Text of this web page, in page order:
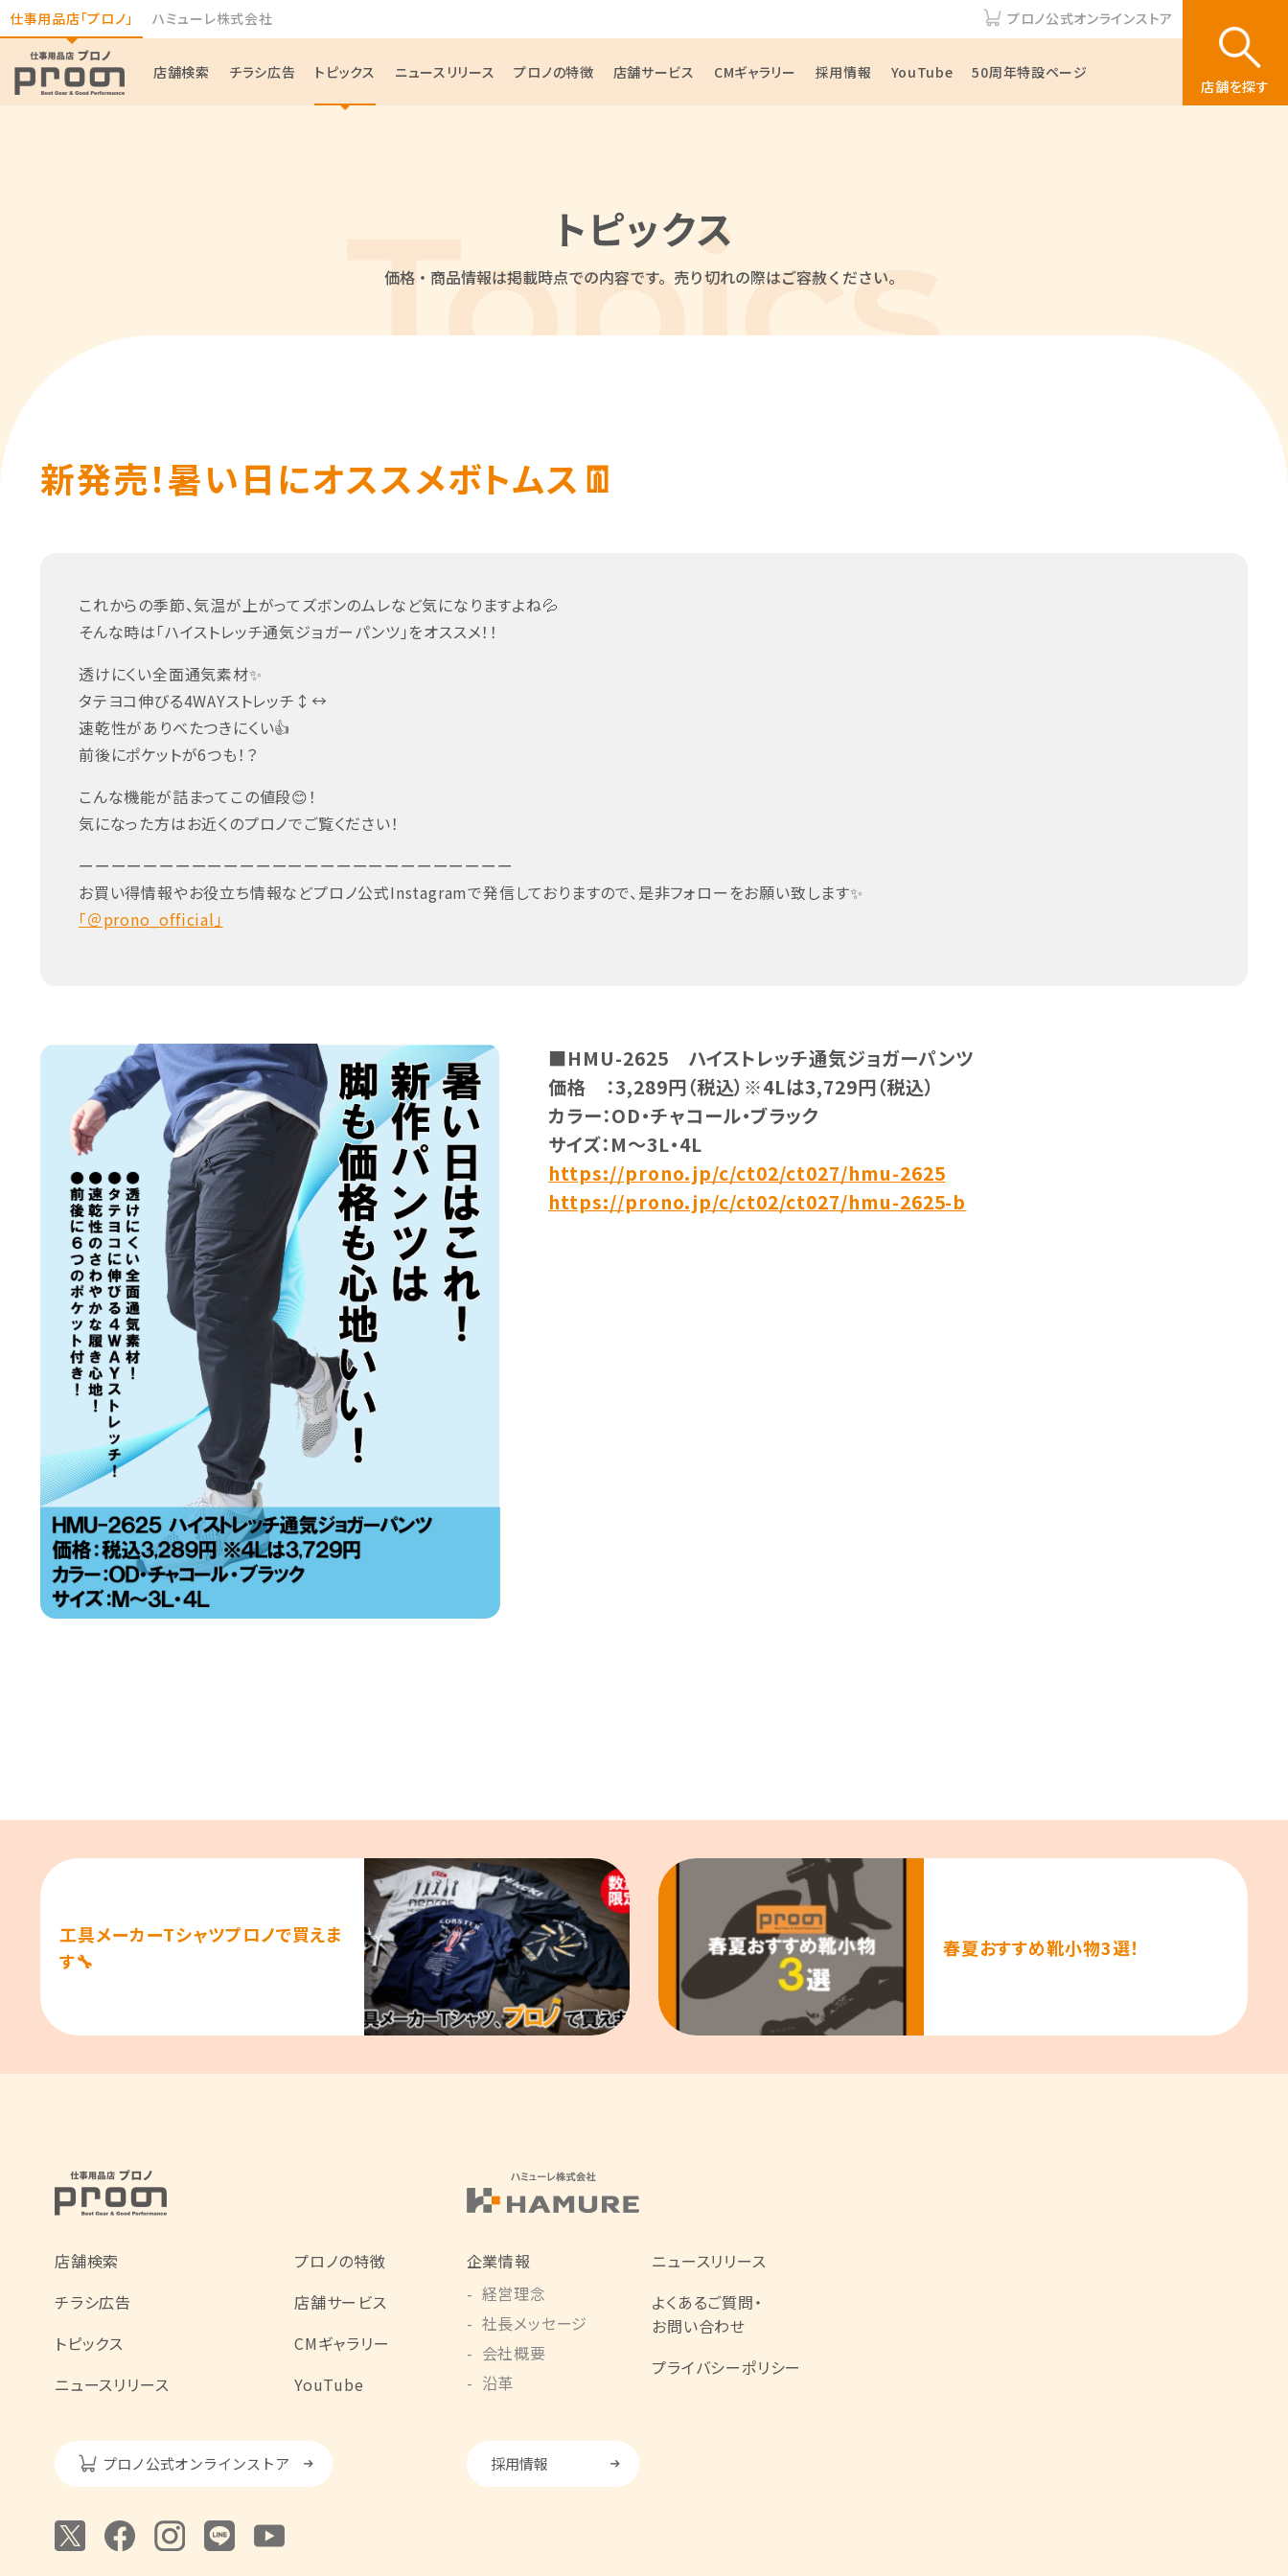
仕事用品店「プロノ」 ハミューレ株式会社 プロノ公式オンラインストア
店舗検索 チラシ広告 トピックス ニュースリリース プロノの特徴 店舗サービス CMギャラリー 採用情報 YouTube 50周年特設ページ
店舗を探す
トピックス
価格・商品情報は掲載時点での内容です。 売り切れの際はご容赦ください。
新発売！暑い日にオススメボトムス👖
これからの季節、気温が上がってズボンのムレなど気になりますよね💦
そんな時は「ハイストレッチ通気ジョガーパンツ」をオススメ！！
透けにくい全面通気素材✨
タテヨコ伸びる4WAYストレッチ↕↔
速乾性がありべたつきにくい👍
前後にポケットが6つも！？
こんな機能が詰まってこの値段😊！
気になった方はお近くのプロノでご覧ください！
ーーーーーーーーーーーーーーーーーーーーーーーーーーー
お買い得情報やお役立ち情報などプロノ公式Instagramで発信しておりますので、是非フォローをお願い致します✨
「＠prono_official」
■HMU-2625 ハイストレッチ通気ジョガーパンツ
価格 ：3,289円（税込）※4Lは3,729円（税込）
カラー：OD・チャコール・ブラック
サイズ：M～3L・4L
https://prono.jp/c/ct02/ct027/hmu-2625
https://prono.jp/c/ct02/ct027/hmu-2625-b
工具メーカーTシャツプロノで買えま
す🔧
春夏おすすめ靴小物3選！
店舗検索
チラシ広告
トピックス
ニュースリリース
プロノの特徴
店舗サービス
CMギャラリー
YouTube
プロノ公式オンラインストア
企業情報
経営理念
社長メッセージ
会社概要
沿革
ニュースリリース
よくあるご質問・
お問い合わせ
プライバシーポリシー
採用情報